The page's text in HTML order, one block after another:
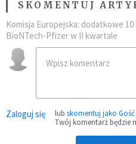
SKOMENTUJ
Komisja Europejska: dodatkowe
BioNTech-Pfizer w II kwartale
Zaloguj się lub skomentuj jako Gość
Twój komentarz będzie